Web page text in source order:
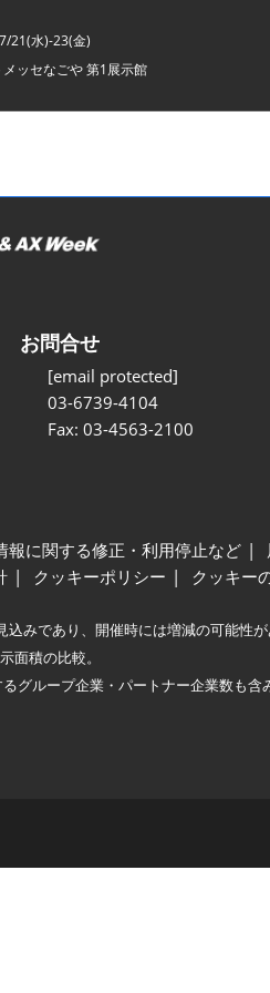
21(水)-23(金)
ッセなごや 第1展示館
お問合せ
[email protected]
03-6739-4104
Fax: 03-4563-2100
報に関する修正・利用停止など
クッキーポリシー クッキー
みであり、開催時には増減の可能性が
面積の比較。
グループ企業・パートナー企業数も含